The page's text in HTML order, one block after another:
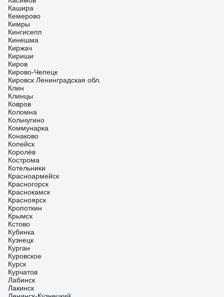
Кашира
Кемерово
Кимры
Кингисепп
Кинешма
Киржач
Кириши
Киров
Кирово-Чепецк
Кировск Ленинградская обл.
Клин
Клинцы
Ковров
Коломна
Кольчугино
Коммунарка
Конаково
Копейск
Королёв
Кострома
Котельники
Красноармейск
Красногорск
Краснокамск
Красноярск
Кропоткин
Крымск
Кстово
Кубинка
Кузнецк
Курган
Куровское
Курск
Курчатов
Лабинск
Лакинск